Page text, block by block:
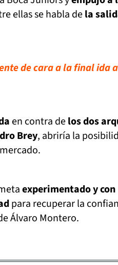
ellas se habla dela
de cara a la final ida
en contra delos dos
Brey, abriría la
experimentado y con
para recuperar la
Álvaro Montero.